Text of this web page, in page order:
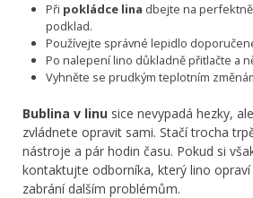
Při pokládce lina dbejte na
podklad.
Používejte správné lepidlo
Po nalepení lino důkladně přitlačte a
Vyhněte se prudkým teplotním
Bublina v linu sice nevypadá hezky,
zvládnete opravit sami. Stačí trocha
nástroje a pár hodin času. Pokud si
kontaktujte odborníka, který lino
zabrání dalším problémům.